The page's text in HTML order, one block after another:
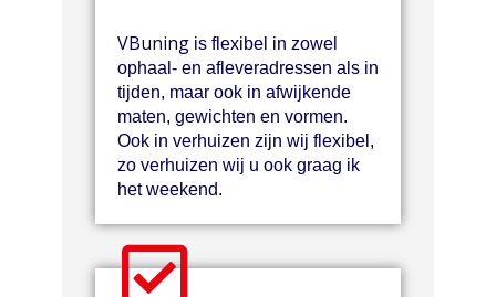
VBuning is flexibel in zowel
ophaal- en afleveradressen als in
tijden, maar ook in afwijkende
maten, gewichten en vormen.
Ook in verhuizen zijn wij flexibel,
zo verhuizen wij u ook graag ik
het weekend.